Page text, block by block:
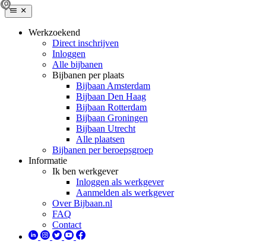
Werkzoekend
Direct inschrijven
Inloggen
Alle bijbanen
Bijbanen per plaats
Bijbaan Amsterdam
Bijbaan Den Haag
Bijbaan Rotterdam
Bijbaan Groningen
Bijbaan Utrecht
Alle plaatsen
Bijbanen per beroepsgroep
Informatie
Ik ben werkgever
Inloggen als werkgever
Aanmelden als werkgever
Over Bijbaan.nl
FAQ
Contact